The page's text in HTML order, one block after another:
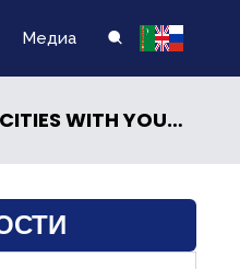
Медиа
YOUNG MINDS”